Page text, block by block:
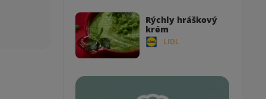
Rýchly hráškový
krém
LIDL